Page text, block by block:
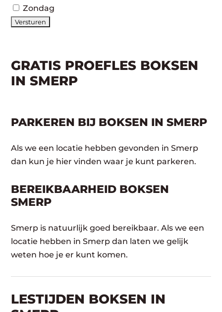
Zondag
GRATIS PROEFLES BOKSEN
IN SMERP
PARKEREN BIJ BOKSEN IN SMERP
Als we een locatie hebben gevonden in Smerp
dan kun je hier vinden waar je kunt parkeren.
BEREIKBAARHEID BOKSEN
SMERP
Smerp is natuurlijk goed bereikbaar. Als we een
locatie hebben in Smerp dan laten we gelijk
weten hoe je er kunt komen.
LESTIJDEN BOKSEN IN